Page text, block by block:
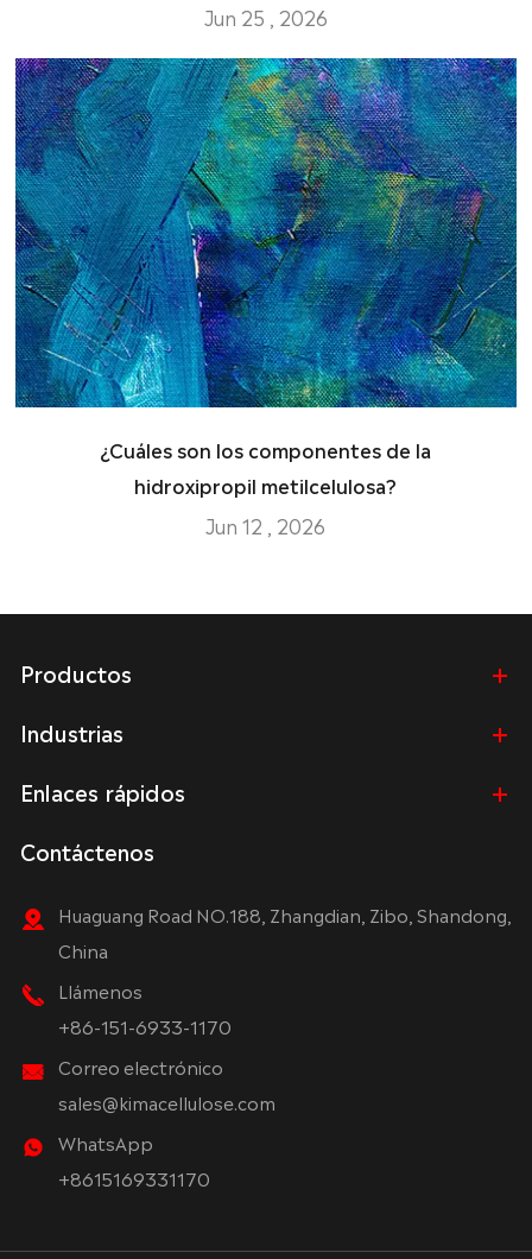
Jun 25 , 2026
¿Cuáles son los componentes de la
hidroxipropil metilcelulosa?
Jun 12 , 2026
Productos
Industrias
Enlaces rápidos
Contáctenos
Huaguang Road NO.188, Zhangdian, Zibo, Shandong,
China
Llámenos
+86-151-6933-1170
Correo electrónico
sales@kimacellulose.com
WhatsApp
+8615169331170